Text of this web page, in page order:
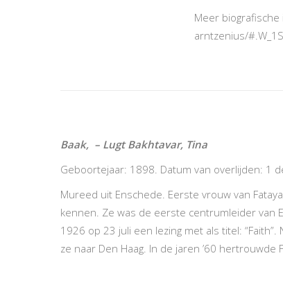
Meer
arntzenius/
Baak, – Lugt Bakhtavar, Tina
Geboortejaar: 1898. Datum van overlijden: 1
Mureed uit Enschede. Eerste vrouw van
kennen. Ze was de eerste centrumleider van
1926 op 23 juli een lezing met als titel:
ze naar Den Haag. In de jaren ’60 hertrouwde